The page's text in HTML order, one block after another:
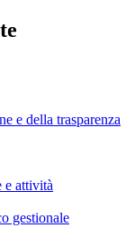
e della trasparenza
e attività
gestionale